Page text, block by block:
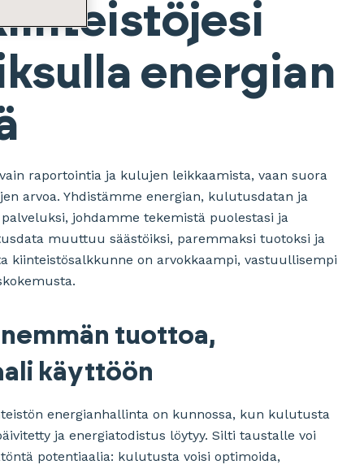
energian
raportointia ja kulujen leikkaamista, vaan suora
arvoa. Yhdistämme energian, kulutusdatan ja
johdamme tekemistä puolestasi ja
muuttuu säästöiksi, paremmaksi tuotoksi ja
kiinteistösalkkunne on arvokkaampi, vastuullisempi
tuottoa,
käyttöön
energianhallinta on kunnossa, kun kulutusta
ja energiatodistus löytyy. Silti taustalle voi
potentiaalia: kulutusta voisi optimoida,